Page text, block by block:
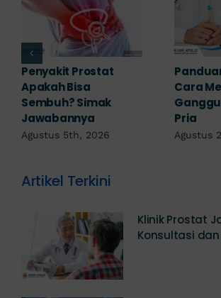
Penyakit Prostat
Apakah Bisa
Sembuh? Simak
Jawabannya
Agustus 5th, 2026
Panduan
Cara
Pria
Agustus
Artikel Terkini
Klinik Prostat
Konsultasi